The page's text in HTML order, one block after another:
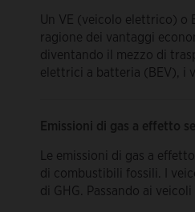
Un VE (veicolo elettrico) o
ragione dei vantaggi
diventando il mezzo di
elettrici a batteria (BEV), i
Emissioni di gas a effetto
Le emissioni di gas a
di combustibili fossili. I
di GHG. Passando ai